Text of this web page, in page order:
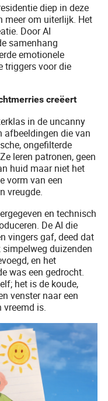
diep in deze
meer om uiterlijk. Het
Door AI
samenhang
emotionele
triggers voor die
creëert
in de uncanny
afbeeldingen die van
ongefilterde
leren patronen, geen
huid maar niet het
vorm van een
vreugde.
en technisch
De AI die
vingers gaf, deed dat
duizenden
en het
was een gedrocht.
het is de koude,
venster naar een
is.